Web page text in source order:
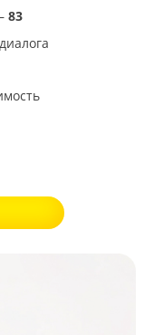
ОЧНО
–83
диалога